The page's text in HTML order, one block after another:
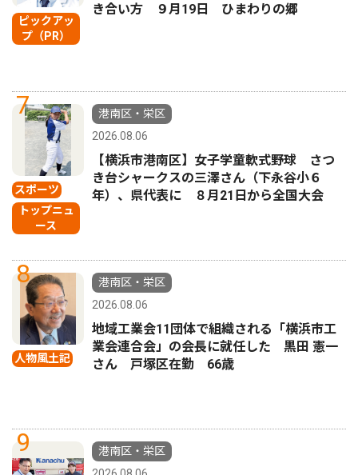
ピックアッ
プ（PR）
き合い方 ９月19日 ひまわりの郷
7
スポーツ
トップニュ
ース
港南区・栄区
2026.08.06
【横浜市港南区】女子学童軟式野球 さつ
き台シャークスの三澤さん（下永谷小６
年）、県代表に ８月21日から全国大会
8
人物風土記
港南区・栄区
2026.08.06
地域工業会11団体で組織される「横浜市工
業会連合会」の会長に就任した 黒田 憲一
さん 戸塚区在勤 66歳
9
港南区・栄区